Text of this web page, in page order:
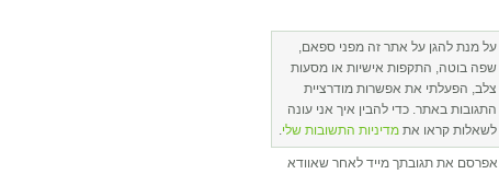
על מנת להגן על אתר זה מפני ספאם,
שפה בוטה, התקפות אישיות או מסעות
צלב, הפעלתי את אפשרות מודרציית
התגובות באתר. כדי להבין איך אני עונה
לשאלות קראו את מדיניות התשובות שלי.
אפרסם את תגובתך מייד לאחר שאוודא